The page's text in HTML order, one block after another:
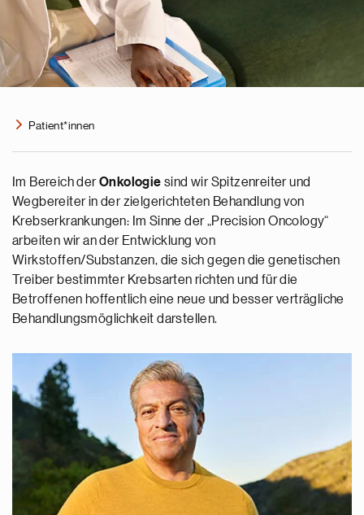
Patient*innen
Im Bereich derOnkologie sind wir Spitzenreiter und
Wegbereiter in der zielgerichteten Behandlung von
Krebserkrankungen: Im Sinne der „Precision Oncology“
arbeiten wir an der Entwicklung von
Wirkstoffen/Substanzen, die sich gegen die genetischen
Treiber bestimmter Krebsarten richten und für die
Betroffenen hoffentlich eine neue und besser verträgliche
Behandlungsmöglichkeit darstellen.